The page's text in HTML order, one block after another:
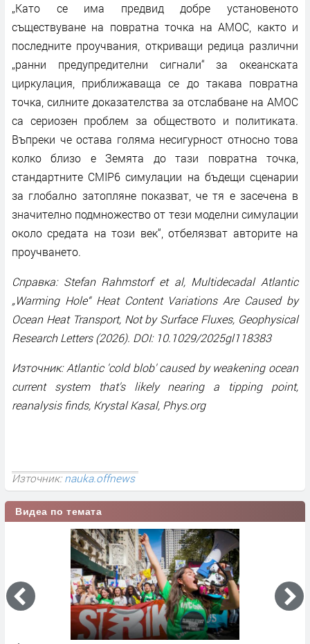
„Като се има предвид добре установеното
съществуване на повратна точка на AMOC, както и
последните проучвания, откриващи редица различни
„ранни предупредителни сигнали“ за океанската
циркулация, приближаваща се до такава повратна
точка, силните доказателства за отслабване на AMOC
са сериозен проблем за обществото и политиката.
Въпреки че остава голяма несигурност относно това
колко близо е Земята до тази повратна точка,
стандартните CMIP6 симулации на бъдещи сценарии
за глобално затопляне показват, че тя е засечена в
значително подмножество от тези моделни симулации
около средата на този век“, отбелязват авторите на
проучването.
Справка: Stefan Rahmstorf et al, Multidecadal Atlantic
„Warming Hole“ Heat Content Variations Are Caused by
Ocean Heat Transport, Not by Surface Fluxes, Geophysical
Research Letters (2026). DOI: 10.1029/2025gl118383
Източник: Atlantic 'cold blob' caused by weakening ocean
current system that's likely nearing a tipping point,
reanalysis finds, Krystal Kasal, Phys.org
Източник: nauka.offnews
Видеа по темата